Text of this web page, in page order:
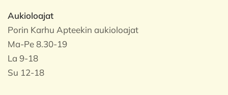
Aukioloajat
Porin Karhu Apteekin aukioloajat
Ma-Pe 8.30-19
La 9-18
Su 12-18